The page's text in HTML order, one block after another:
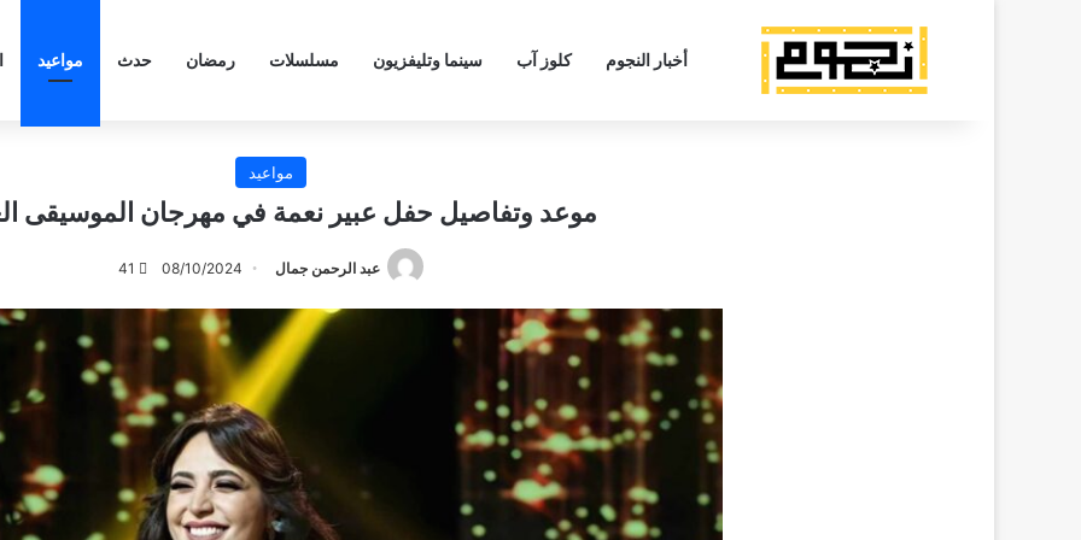
أخبار النجوم كلوز آب سينما وتليفزيون مسلسلات رمضان حدث مواعيد
مواعيد
موعد وتفاصيل حفل عبير نعمة في مهرجان الموسيقى
عبد الرحمن جمال 08/10/2024
41